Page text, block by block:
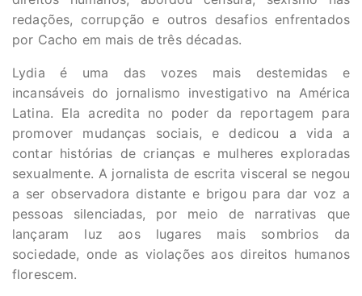
redações, corrupção e outros desafios enfrentados
por Cacho em mais de três décadas.
Lydia é uma das vozes mais destemidas e
incansáveis do jornalismo investigativo na América
Latina. Ela acredita no poder da reportagem para
promover mudanças sociais, e dedicou a vida a
contar histórias de crianças e mulheres exploradas
sexualmente. A jornalista de escrita visceral se negou
a ser observadora distante e brigou para dar voz a
pessoas silenciadas, por meio de narrativas que
lançaram luz aos lugares mais sombrios da
sociedade, onde as violações aos direitos humanos
florescem.